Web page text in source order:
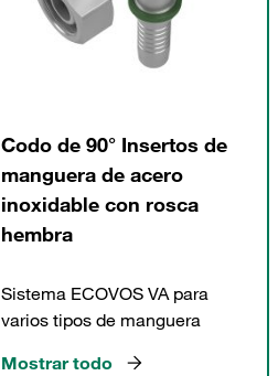
Codo de 90° Insertos de
manguera de acero
inoxidable con rosca
hembra
Sistema ECOVOS VA para
varios tipos de manguera
Mostrar todo